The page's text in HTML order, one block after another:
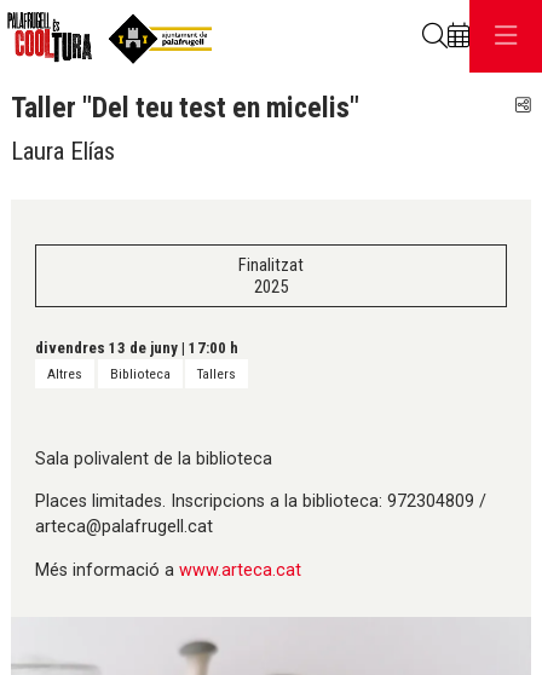
Taller "Del teu test en micelis"
Laura Elías
Finalitzat
2025
divendres 13 de juny | 17:00 h
Altres Biblioteca Tallers
Sala polivalent de la biblioteca
Places limitades. Inscripcions a la biblioteca: 972304809 /
arteca@palafrugell.cat
Més informació a www.arteca.cat